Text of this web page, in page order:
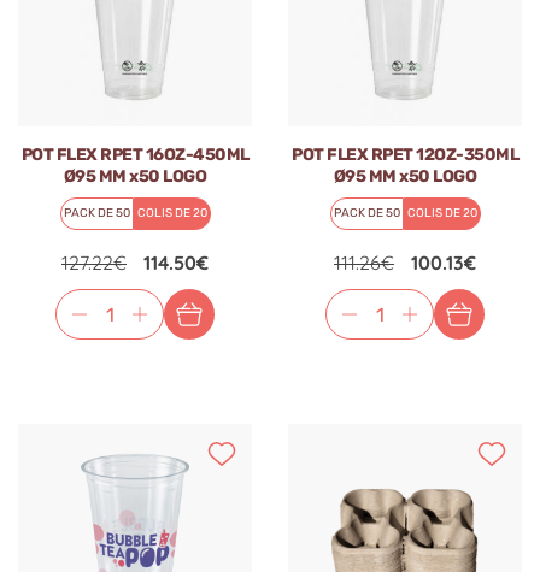
POT FLEX RPET 16OZ-450ML
Ø95 MM x50 LOGO
REGLEMENTAIRE FRANCAIS
PACK DE 50 COLIS DE 20
127.22€ 114.50€
POT FLEX RPET 12OZ-350ML
Ø95 MM x50 LOGO
REGLEMENTAIRE FRANCAIS
PACK DE 50 COLIS DE 20
111.26€ 100.13€